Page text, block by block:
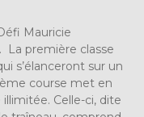
Mauricie
La première classe
s’élanceront sur un
course met en
Celle-ci, dite